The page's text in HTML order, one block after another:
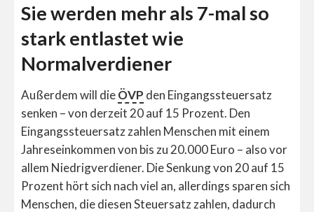
Sie werden mehr als 7-mal so
stark entlastet wie
Normalverdiener
Außerdem will dieÖVP den Eingangssteuersatz
senken – von derzeit 20 auf 15 Prozent. Den
Eingangssteuersatz zahlen Menschen mit einem
Jahreseinkommen von bis zu 20.000 Euro – also vor
allem Niedrigverdiener. Die Senkung von 20 auf 15
Prozent hört sich nach viel an, allerdings sparen sich
Menschen, die diesen Steuersatz zahlen, dadurch